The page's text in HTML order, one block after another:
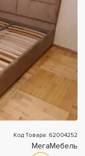
Код Товара: 62004252
МегаМебель